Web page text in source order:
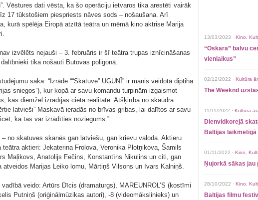
Vēstures dati vēsta, ka šo operāciju ietvaros tika arestēti vairāk
17 tūkstošiem piespriests nāves sods – nošaušana. Arī
kurā spēlēja Eiropā atzītā teātra un mēmā kino aktrise Marija
nav izvēlēts nejauši – 3. februāris ir šī teātra trupas iznīcināšanas
tika nošauti Butovas poligonā.
saka: “Izrāde ““Skatuve” UGUNĪ” ir manis veidotā diptiha
sniegos”), kur kopā ar savu komandu turpinām izgaismot
kas diemžēl izrādījās cieta realitāte. Atšķirībā no skaudrā
latvieši” Maskavā ieradās no brīvas gribas, lai dalītos ar savu
ka tas var izrādīties noziegums.”
– no skatuves skanēs gan latviešu, gan krievu valoda. Aktieru
aktieri: Jekaterina Frolova, Veronika Plotņikova, Šamils
Maļikovs, Anatolijs Fečins, Konstantīns Nikuļins un citi, gan
Marijas Leiko lomu, Mārtiņš Vilsons un Ivars Kalniņš.
veido: Artūrs Dīcis (dramaturgs), MAREUNROL’S (kostīmi
Putniņš (oriģinālmūzikas autori), -8 (videomākslinieks) un
13/03/2023 · Kino
“Oskara” balvu
vienlaikus”
02/12/2022 · Kultūra
The Weeknd
11/11/2022 · Kultūra
Dienvidkorejā
Baltijas laikmetīgā
01/11/2022 · Kino
Ņujorkā sākas
28/10/2022 · Kino
Baltijas filmu